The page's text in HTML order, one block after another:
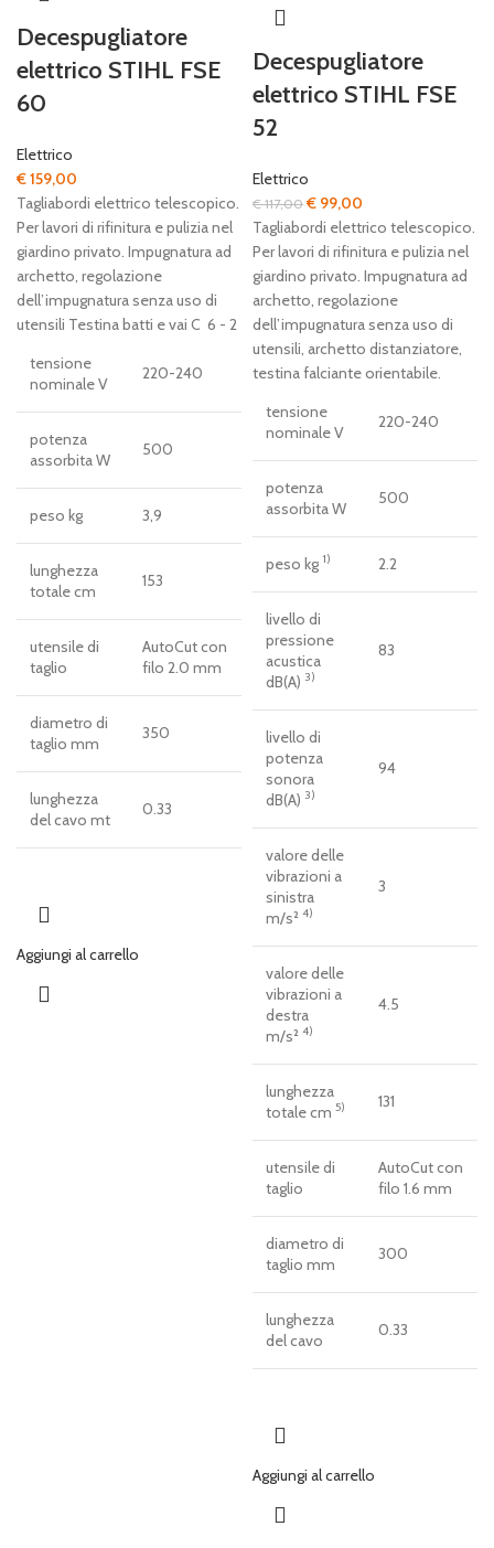
Decespugliatore
elettrico STIHL FSE
60
Elettrico
€159,00
Tagliabordi elettrico telescopico.
Per lavori di rifinitura e pulizia nel
giardino privato. Impugnatura ad
archetto, regolazione
dell’impugnatura senza uso di
utensili Testina batti e vai C 6 - 2
tensione
nominale V
220-240
potenza
assorbita W
500
peso kg 3,9
lunghezza
totale cm
153
utensile di
taglio
AutoCut con
filo 2.0 mm
diametro di
taglio mm
350
lunghezza
del cavo mt
0.33
Aggiungi al carrello
Decespugliatore
elettrico STIHL FSE
52
Elettrico
€117,00Il
prezzo
originale
era:
€ 117,00.
€ 99,00
prezzo
attuale
è:
€ 99,00.
Tagliabordi elettrico telescopico.
Per lavori di rifinitura e pulizia nel
giardino privato. Impugnatura ad
archetto, regolazione
dell’impugnatura senza uso di
utensili, archetto distanziatore,
testina falciante orientabile.
tensione
nominale V
220-240
potenza
assorbita W
500
peso kg 1) 2.2
livello di
pressione
acustica
dB(A) 3)
83
livello di
potenza
sonora
dB(A) 3)
94
valore delle
vibrazioni a
sinistra
m/s² 4)
3
valore delle
vibrazioni a
destra
m/s² 4)
4.5
lunghezza
totale cm 5) 131
utensile di
taglio
AutoCut con
filo 1.6 mm
diametro di
taglio mm
300
lunghezza
del cavo
0.33
Aggiungi al carrello